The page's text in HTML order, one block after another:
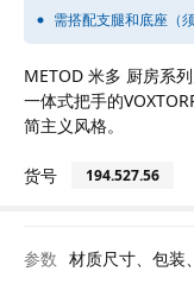
需搭配支腿和底座（
METOD 米多 厨房系
一体式把手的
简主义风格。
货号 194.527.56
参数 材质尺寸、包装